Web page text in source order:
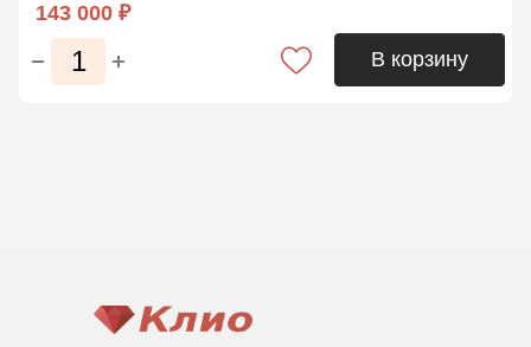
143 000 ₽
В корзину